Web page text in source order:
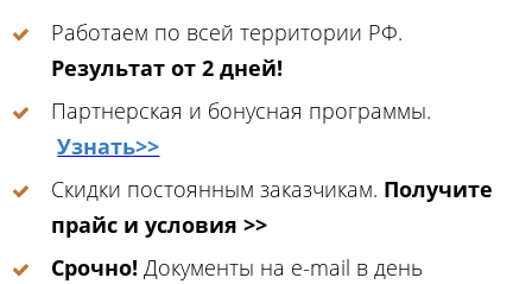
Работаем по всей территории РФ.
Результат от 2 дней!
Партнерская и бонусная программы.
Узнать>>
Скидки постоянным заказчикам. Получите
прайс и условия >>
Срочно! Документы на e-mail в день